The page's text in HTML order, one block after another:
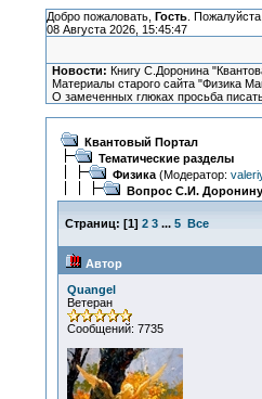
Добро пожаловать, Гость. Пожалуйста,
08 Августа 2026, 15:45:47
Новости: Книгу С.Доронина
Материалы старого сайта "Физика
О замеченных глюках просьба
Квантовый Портал
Тематические разделы
Физика(Модератор:
Вопрос С.И. Доронину
Страниц: [1] 2 3 ... 5 Все
Автор
Quangel
Ветеран
Сообщений: 7735